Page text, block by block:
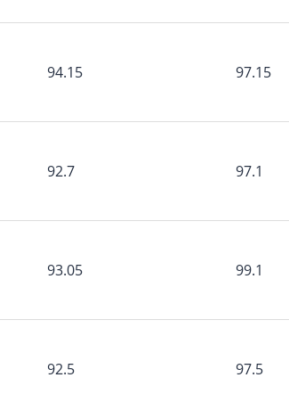
94.15 97.15
92.7 97.1
93.05 99.1
92.5 97.5